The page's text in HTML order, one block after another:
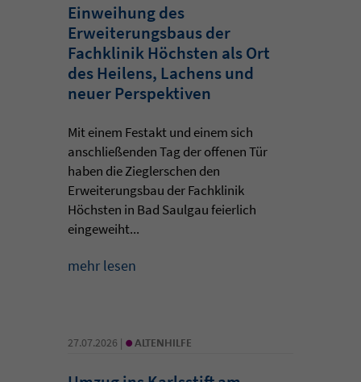
Einweihung des
Erweiterungsbaus der
Fachklinik Höchsten als Ort
des Heilens, Lachens und
neuer Perspektiven
Mit einem Festakt und einem sich
anschließenden Tag der offenen Tür
haben die Zieglerschen den
Erweiterungsbau der Fachklinik
Höchsten in Bad Saulgau feierlich
eingeweiht...
mehr lesen
27.07.2026 | • ALTENHILFE